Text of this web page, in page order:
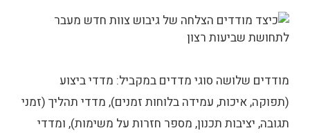
מודדים שלושה סוגי מדדים במקביל: מדדי ביצוע
(תפוקה, איכות, עמידה בלוחות זמנים), מדדי תהליך (זמני
תגובה, יציבות תכנון, מספר חזרות על משימות), ומדדי